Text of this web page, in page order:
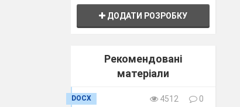
ДОДАТИ РОЗРОБКУ
Рекомендовані
матеріали
DOCX 4512
0